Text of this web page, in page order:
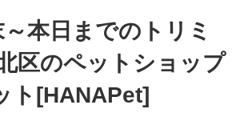
本日までのトリミ
区のペットショップ
ト[HANAPet]